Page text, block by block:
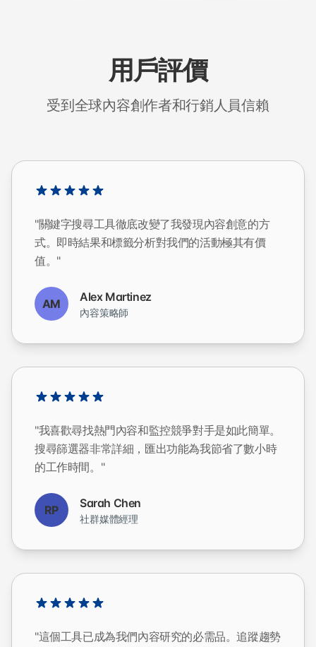
用戶評價
受到全球內容創作者和行銷人員信賴
"關鍵字搜尋工具徹底改變了我發現內容創意的方
式。即時結果和標籤分析對我們的活動極其有價
值。"
AM Alex Martinez
內容策略師
"我喜歡尋找熱門內容和監控競爭對手是如此簡單。
搜尋篩選器非常詳細，匯出功能為我節省了數小時
的工作時間。"
RP Sarah Chen
社群媒體經理
"這個工具已成為我們內容研究的必需品。追蹤趨勢